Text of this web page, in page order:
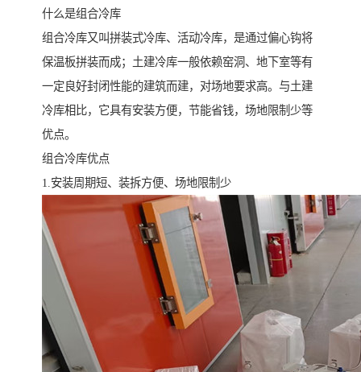
什么是组合冷库
组合冷库又叫拼装式冷库、活动冷库，是通过偏心钩将
保温板拼装而成；土建冷库一般依赖窑洞、地下室等有
一定良好封闭性能的建筑而建，对场地要求高。与土建
冷库相比，它具有安装方便，节能省钱，场地限制少等
优点。
组合冷库优点
1.安装周期短、装拆方便、场地限制少